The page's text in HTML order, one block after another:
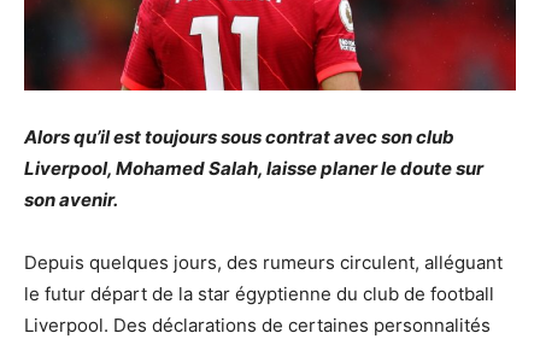
Alors qu’il est toujours sous contrat avec son club
Liverpool, Mohamed Salah, laisse planer le doute sur
son avenir.
Depuis quelques jours, des rumeurs circulent, alléguant
le futur départ de la star égyptienne du club de football
Liverpool. Des déclarations de certaines personnalités